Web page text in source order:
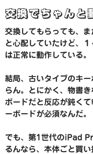
交換でちゃんと
交換してもらっても、
と心配していたけど、
は正常に動作している。
結局、古いタイプのキ
らん。とにかく、物書
ボードだと反応が鈍く
ーボードが必須なんだ。
でも、第1世代のiPad
るんなら、本体ごと買